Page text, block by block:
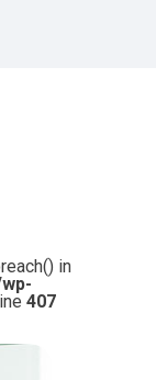
in
407